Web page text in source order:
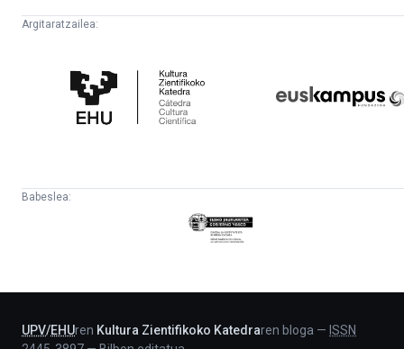
Argitaratzailea:
Zientifikoko
Katedra
Babeslea:
Eusko
Jaurlaritza
UPV/EHUren Kultura Zientifikoko Katedraren bloga — ISSN